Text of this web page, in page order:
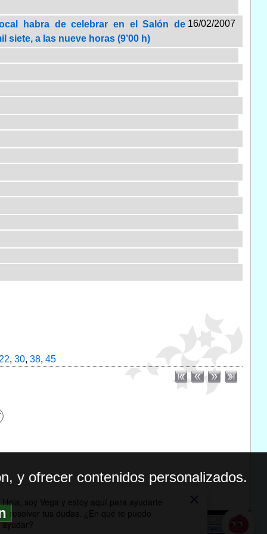
habra de celebrar en el Salón de
a las nueve horas (9’00 h)
16/02/2007
22, 30, 38, 45
DE PRIVACIDAD
y ofrecer contenidos personalizados.